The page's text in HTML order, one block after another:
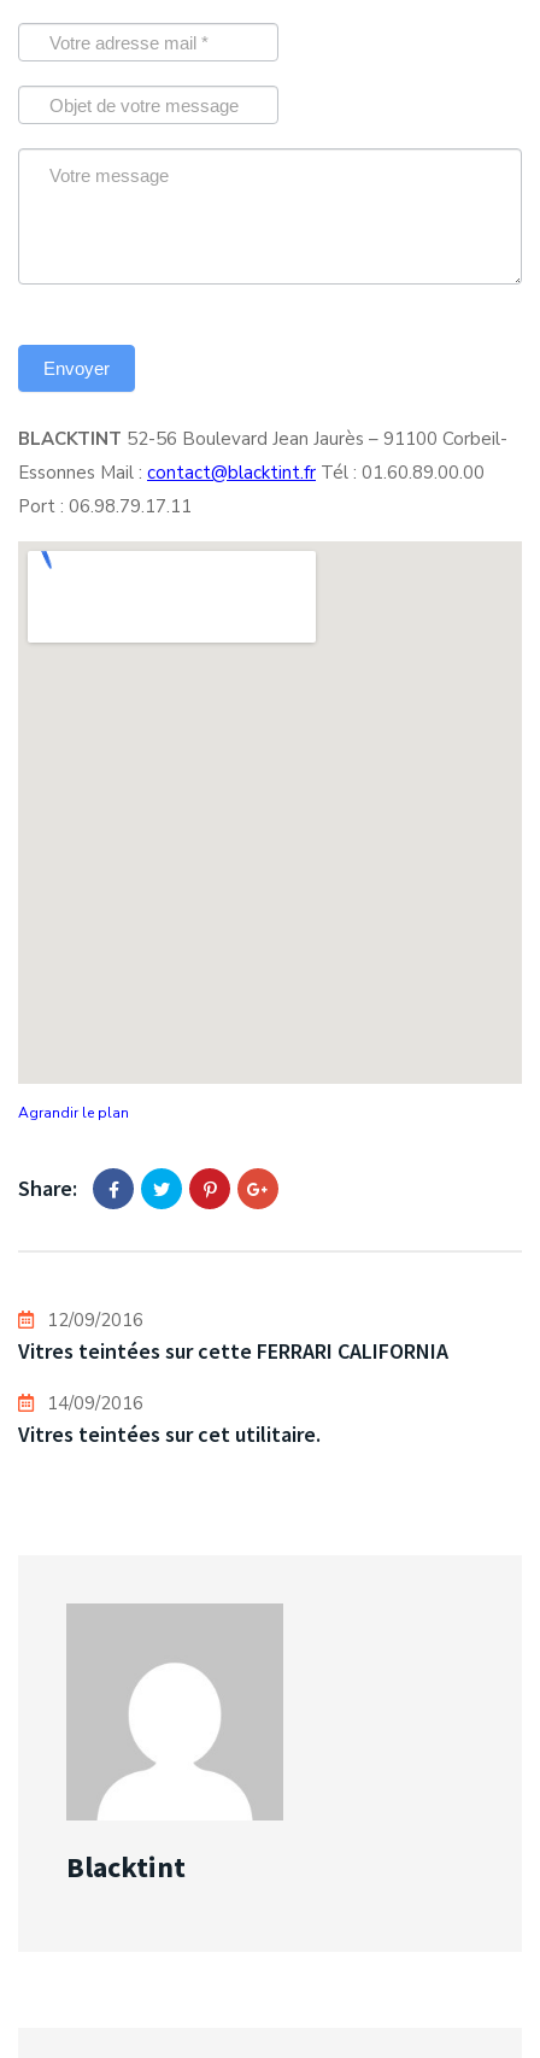
BLACKTINT 52-56 Boulevard Jean Jaurès – 91100 Corbeil-
Essonnes Mail : contact@blacktint.fr Tél : 01.60.89.00.00
Port : 06.98.79.17.11
Agrandir le plan
Share:
12/09/2016
Vitres teintées sur cette FERRARI CALIFORNIA
14/09/2016
Vitres teintées sur cet utilitaire.
Blacktint